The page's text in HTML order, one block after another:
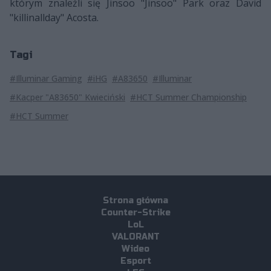
którym znaleźli się Jinsoo "Jinsoo" Park oraz David
"killinallday" Acosta.
Tagi
#Illuminar Gaming #iHG #A83650 #Illuminar
#Kacper "A83650" Kwieciński #HCT Summer Championship
#HCT Summer
Strona główna
Counter-Strike
LoL
VALORANT
Wideo
Esport